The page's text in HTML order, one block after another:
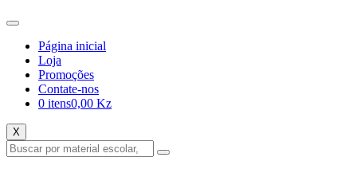
Página inicial
Loja
Promoções
Contate-nos
0 itens0,00 Kz
X